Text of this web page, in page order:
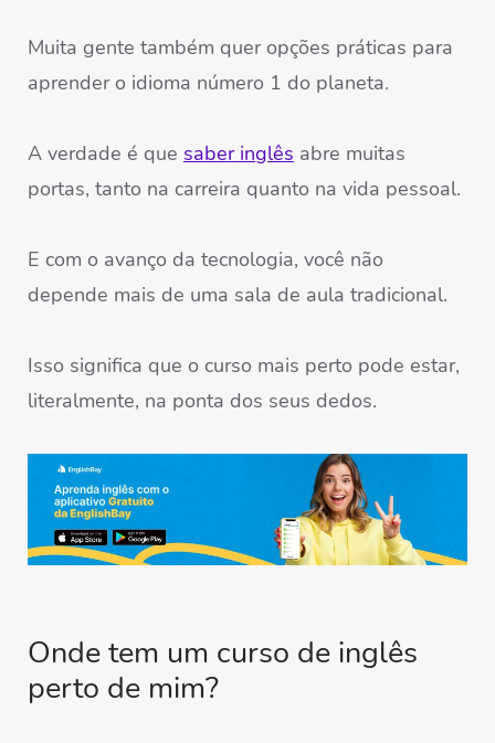
Muita gente também quer opções práticas para
aprender o idioma número 1 do planeta.
A verdade é que saber inglês abre muitas
portas, tanto na carreira quanto na vida pessoal.
E com o avanço da tecnologia, você não
depende mais de uma sala de aula tradicional.
Isso significa que o curso mais perto pode estar,
literalmente, na ponta dos seus dedos.
Onde tem um curso de inglês
perto de mim?